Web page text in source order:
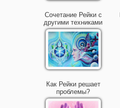
Сочетание Рейки с
другими техниками
Как Рейки решает
проблемы?